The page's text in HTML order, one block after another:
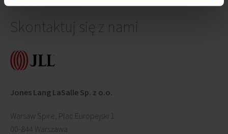
Skontaktuj się z nami
Jones Lang LaSalle Sp. z o.o.
Warsaw Spire, Plac Europejski 1
00-844 Warszawa